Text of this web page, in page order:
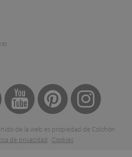
de la web es propiedad de Colchón
de privacidad · Cookies